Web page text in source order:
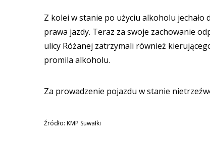
Z kolei w stanie po użyciu alkoholu
prawa jazdy. Teraz za swoje zachowanie
ulicy Różanej zatrzymali również
promila alkoholu.
Za prowadzenie pojazdu w stanie
Źródło: KMP Suwałki